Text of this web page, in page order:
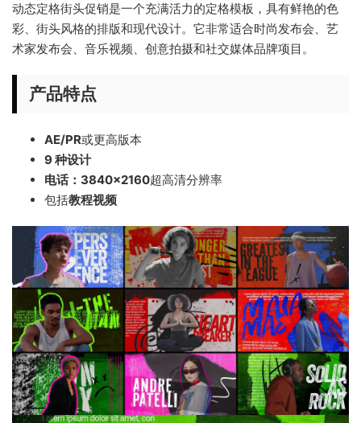
动态定格街头促销是一个充满活力的定格模板，具有鲜艳的色
彩、街头风格的排版和现代设计。它非常适合时尚发布会、艺
术家发布会、音乐视频、创意拍摄和社交媒体品牌项目。
产品特点
AE/PR或更高版本
9 种设计
电话：3840×2160超高清分辨率
包括教程视频